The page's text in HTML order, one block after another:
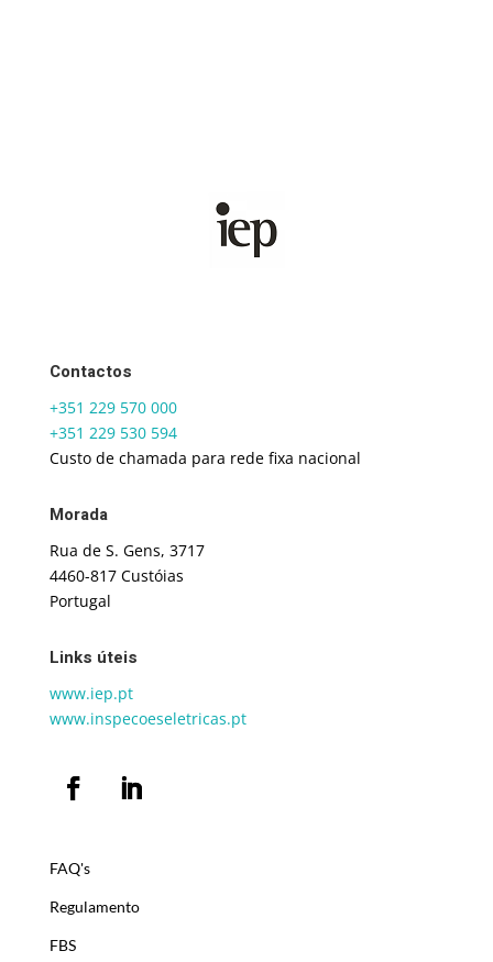
Contactos
+351 229 570 000
+351 229 530 594
Custo de chamada para rede fixa nacional
Morada
Rua de S. Gens, 3717
4460-817 Custóias
Portugal
Links úteis
www.iep.pt
www.inspecoeseletricas.pt
FAQ's
Regulamento
FBS